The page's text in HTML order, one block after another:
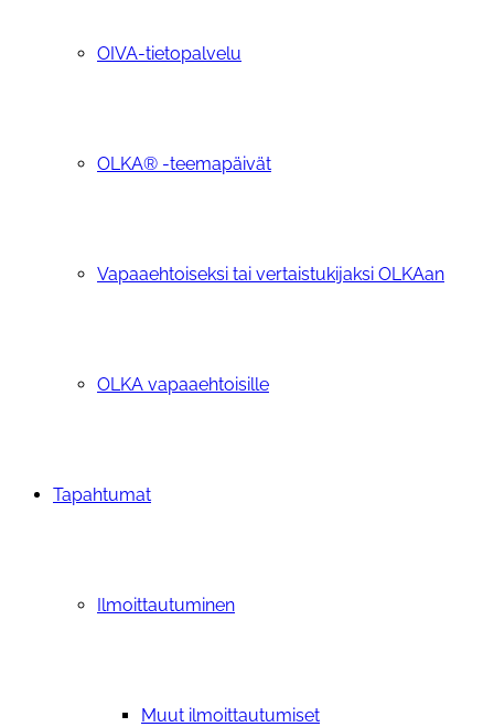
OIVA-tietopalvelu
OLKA® -teemapäivät
Vapaaehtoiseksi tai vertaistukijaksi OLKAan
OLKA vapaaehtoisille
Tapahtumat
Ilmoittautuminen
Muut ilmoittautumiset